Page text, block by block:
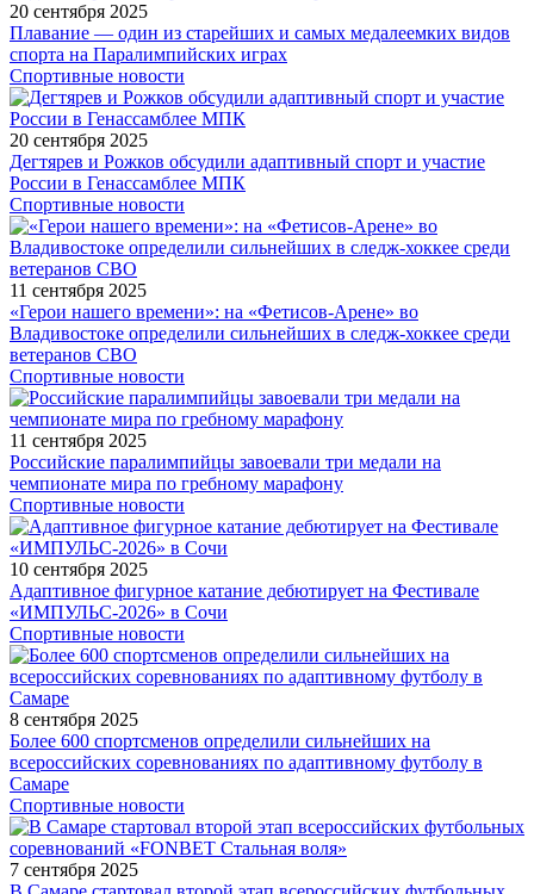
20 сентября 2025
Плавание — один из старейших и самых медалеемких видов
спорта на Паралимпийских играх
Спортивные новости
20 сентября 2025
Дегтярев и Рожков обсудили адаптивный спорт и участие
России в Генассамблее МПК
Спортивные новости
11 сентября 2025
«Герои нашего времени»: на «Фетисов-Арене» во
Владивостоке определили сильнейших в следж-хоккее среди
ветеранов СВО
Спортивные новости
11 сентября 2025
Российские паралимпийцы завоевали три медали на
чемпионате мира по гребному марафону
Спортивные новости
10 сентября 2025
Адаптивное фигурное катание дебютирует на Фестивале
«ИМПУЛЬС-2026» в Сочи
Спортивные новости
8 сентября 2025
Более 600 спортсменов определили сильнейших на
всероссийских соревнованиях по адаптивному футболу в
Самаре
Спортивные новости
7 сентября 2025